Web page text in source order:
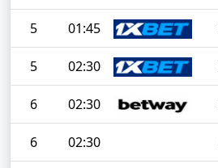
5 01:45
5 02:30
6 02:30
6 02:30